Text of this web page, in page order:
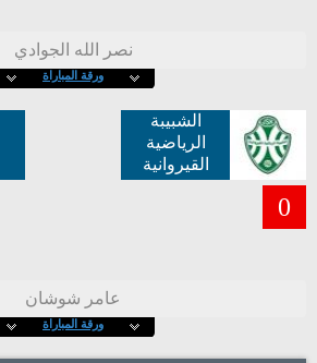
نصر الله الجوادي
ورقة المباراة
الشبيبة
الرياضية
القيروانية
0
عامر شوشان
ورقة المباراة